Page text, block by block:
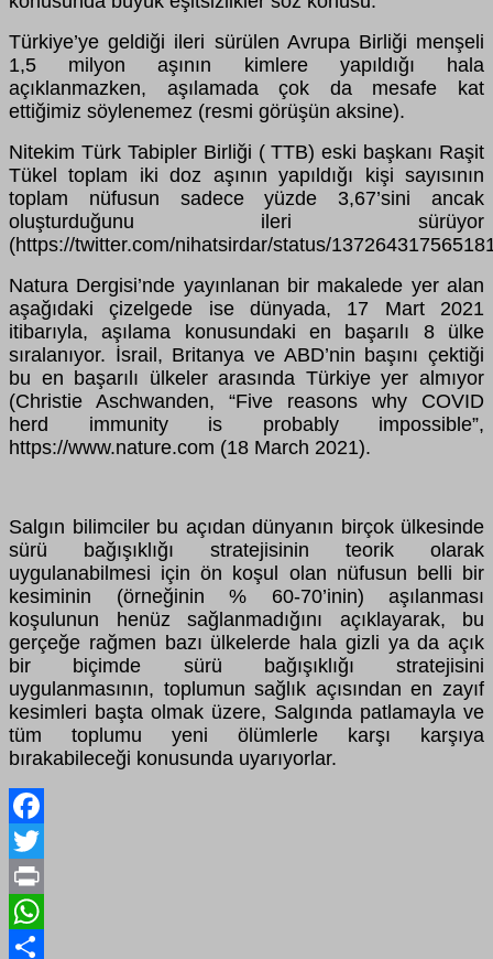
Türkiye’ye geldiği ileri sürülen Avrupa Birliği menşeli
1,5 milyon aşının kimlere yapıldığı hala
açıklanmazken, aşılamada çok da mesafe kat
ettiğimiz söylenemez (resmi görüşün aksine).
Nitekim Türk Tabipler Birliği ( TTB) eski başkanı Raşit
Tükel toplam iki doz aşının yapıldığı kişi sayısının
toplam nüfusun sadece yüzde 3,67’sini ancak
oluşturduğunu ileri sürüyor
(https://twitter.com/nihatsirdar/status/
Natura Dergisi’nde yayınlanan bir makalede yer alan
aşağıdaki çizelgede ise dünyada, 17 Mart 2021
itibarıyla, aşılama konusundaki en başarılı 8 ülke
sıralanıyor. İsrail, Britanya ve ABD’nin başını çektiği
bu en başarılı ülkeler arasında Türkiye yer almıyor
(Christie Aschwanden, “Five reasons why COVID
herd immunity is probably impossible”,
https://www.nature.com (18 March 2021).
Salgın bilimciler bu açıdan dünyanın birçok ülkesinde
sürü bağışıklığı stratejisinin teorik olarak
uygulanabilmesi için ön koşul olan nüfusun belli bir
kesiminin (örneğinin % 60-70’inin) aşılanması
koşulunun henüz sağlanmadığını açıklayarak, bu
gerçeğe rağmen bazı ülkelerde hala gizli ya da açık
bir biçimde sürü bağışıklığı stratejisini
uygulanmasının, toplumun sağlık açısından en zayıf
kesimleri başta olmak üzere, Salgında patlamayla ve
tüm toplumu yeni ölümlerle karşı karşıya
bırakabileceği konusunda uyarıyorlar.
Facebook
Twitter
Print
WhatsApp